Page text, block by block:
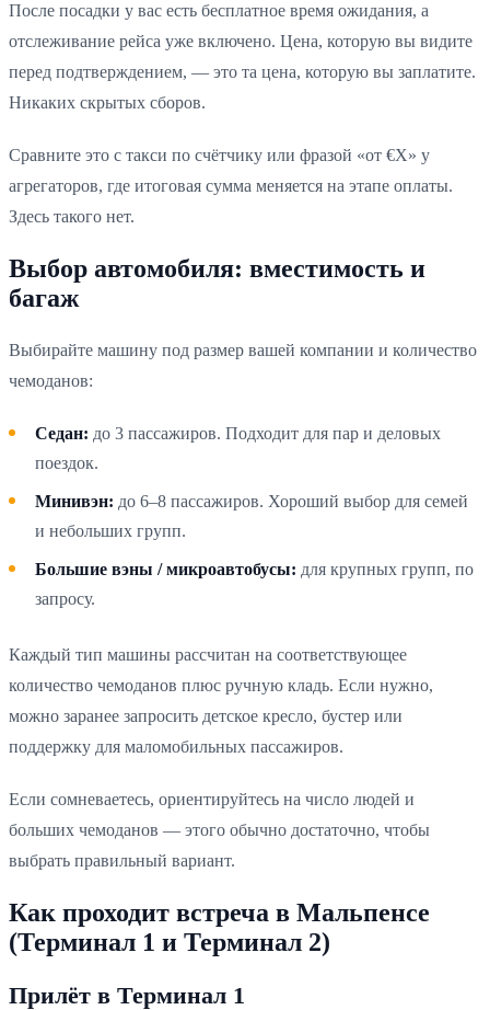
После посадки у вас есть бесплатное время ожидания, а
отслеживание рейса уже включено. Цена, которую вы видите
перед подтверждением, — это та цена, которую вы заплатите.
Никаких скрытых сборов.
Сравните это с такси по счётчику или фразой «от €X» у
агрегаторов, где итоговая сумма меняется на этапе оплаты.
Здесь такого нет.
Выбор автомобиля: вместимость и
багаж
Выбирайте машину под размер вашей компании и количество
чемоданов:
Седан: до 3 пассажиров. Подходит для пар и деловых
поездок.
Минивэн: до 6–8 пассажиров. Хороший выбор для семей
и небольших групп.
Большие вэны / микроавтобусы: для крупных групп, по
запросу.
Каждый тип машины рассчитан на соответствующее
количество чемоданов плюс ручную кладь. Если нужно,
можно заранее запросить детское кресло, бустер или
поддержку для маломобильных пассажиров.
Если сомневаетесь, ориентируйтесь на число людей и
больших чемоданов — этого обычно достаточно, чтобы
выбрать правильный вариант.
Как проходит встреча в Мальпенсе
(Терминал 1 и Терминал 2)
Прилёт в Терминал 1